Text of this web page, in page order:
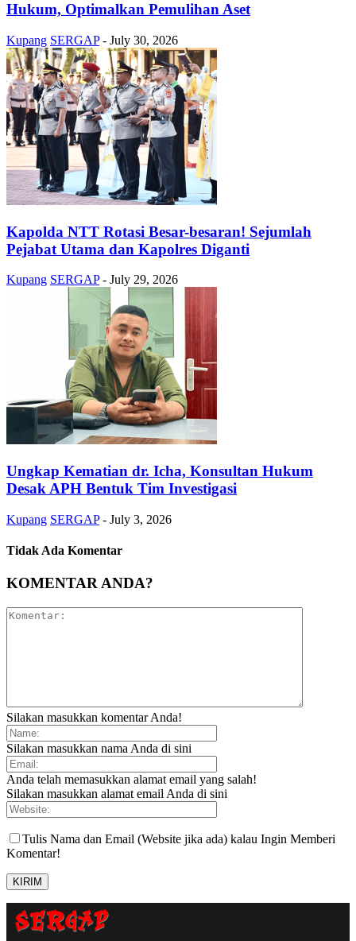
Hukum, Optimalkan Pemulihan Aset
Kupang SERGAP - July 30, 2026
Kapolda NTT Rotasi Besar-besaran! Sejumlah
Pejabat Utama dan Kapolres Diganti
Kupang SERGAP - July 29, 2026
Ungkap Kematian dr. Icha, Konsultan Hukum
Desak APH Bentuk Tim Investigasi
Kupang SERGAP - July 3, 2026
Tidak Ada Komentar
KOMENTAR ANDA?
Silakan masukkan komentar Anda!
Silakan masukkan nama Anda di sini
Anda telah memasukkan alamat email yang salah!
Silakan masukkan alamat email Anda di sini
Tulis Nama dan Email (Website jika ada) kalau Ingin Memberi
Komentar!